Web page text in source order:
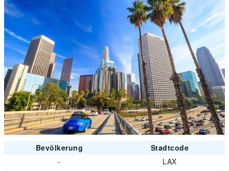
Bevölkerung
Stadtcode
-
LAX